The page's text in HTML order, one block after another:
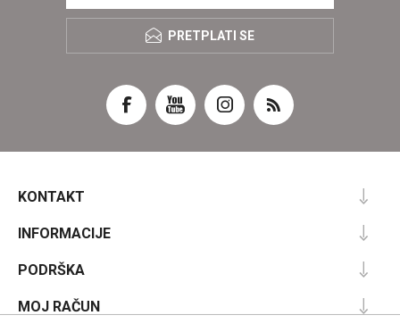
PRETPLATI SE
KONTAKT
INFORMACIJE
PODRŠKA
MOJ RAČUN